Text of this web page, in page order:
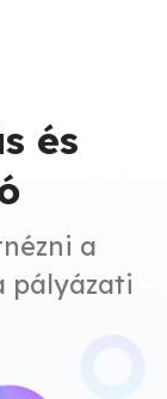
és
a
pályázati